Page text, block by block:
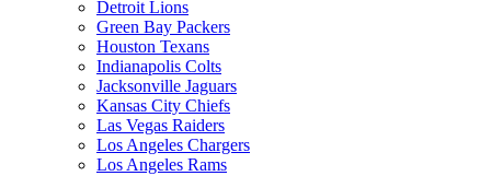
Detroit Lions
Green Bay Packers
Houston Texans
Indianapolis Colts
Jacksonville Jaguars
Kansas City Chiefs
Las Vegas Raiders
Los Angeles Chargers
Los Angeles Rams